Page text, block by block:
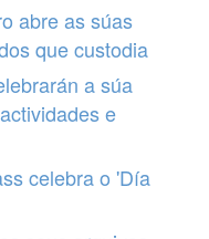
abre as súas
que custodia
a súa
e
celebra o 'Día